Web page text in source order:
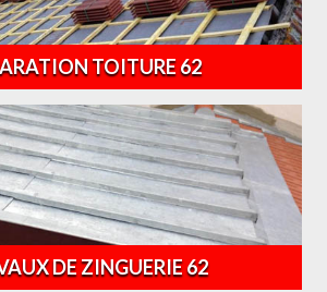
TOITURE 62
DE ZINGUERIE 62